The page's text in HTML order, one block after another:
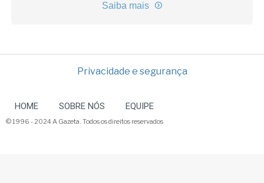
Saiba mais
Privacidade e segurança
HOME SOBRE NÓS EQUIPE
© 1996 - 2024 A Gazeta. Todos os direitos reservados